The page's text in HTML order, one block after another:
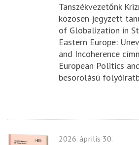
Tanszékvezetőnk
közösen jegyzett
of Globalization in
Eastern Europe:
and Incoherence
European Politics
besorolású
2026. április 30.